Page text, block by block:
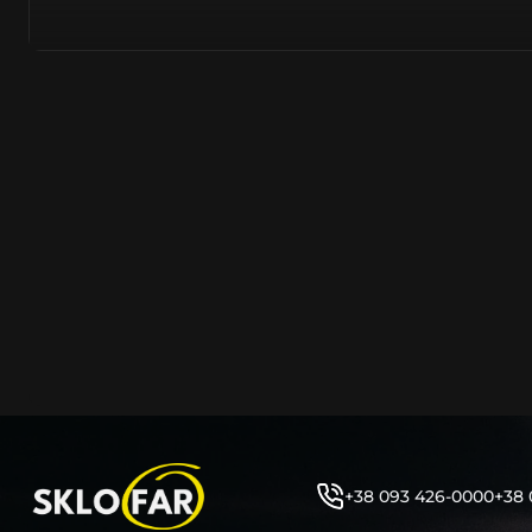
Цілком зрозуміло, що далеко не завжди потрібна повна
як це часто пропонують автосервіси та автодилери.
заощадити та придбати тільки те, що потребує
+38 093 426-0000+38